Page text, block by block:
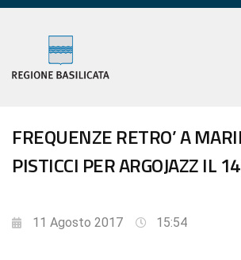
FREQUENZE RETRO’ A
PISTICCI PER ARGOJAZZ IL
11 Agosto 2017 15:54